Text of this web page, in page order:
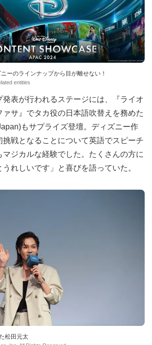
ーのラインナップから目が離せない！
entities
発表が行われるステージには、『ライオ
ァサ』でタカ役の日本語吹替えを務めた
もサプライズ登壇。ディズニー作
挑戦となることについて英語でスピーチ
マジカルな経験でした。たくさんの方に
れしいです」と喜びを語っていた。
松田元太